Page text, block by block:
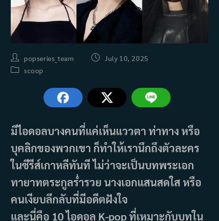
Post
author:
popseries_team
Post July 10, 2025
Postscoop
มีไอดอลบางคนที่แค่เห็นแววตา ท่าทาง หรือ
บุคลิกของพวกเขา ก็ทำให้เรานึกถึงตัวละคร
ในซีรีส์เกาหลีทันที ไม่ว่าจะเป็นบทพระเอก
ทายาทตระกูลร่ำรวย นางเอกแสนสดใส หรือ
คนเงียบลึกลับที่มีอดีตฝังใจ
และนี่คือ 10 ไอดอล K-pop ที่เหมาะกับบทใน